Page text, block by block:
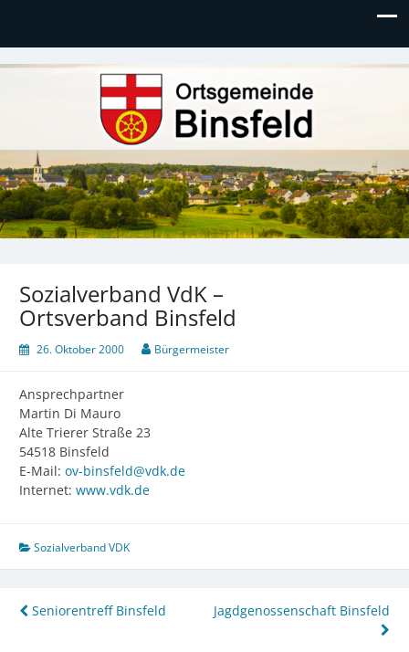
Ortsgemeinde Binsfeld
Sozialverband VdK –
Ortsverband Binsfeld
26. Oktober 2000 Bürgermeister
Ansprechpartner
Martin Di Mauro
Alte Trierer Straße 23
54518 Binsfeld
E-Mail: ov-binsfeld@vdk.de
Internet: www.vdk.de
Sozialverband VDK
Beitragsnavigation
Seniorentreff Binsfeld Jagdgenossenschaft Binsfeld